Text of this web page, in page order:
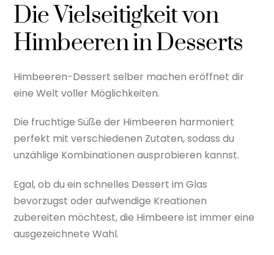
Die Vielseitigkeit von
Himbeeren in Desserts
Himbeeren-Dessert selber machen eröffnet dir
eine Welt voller Möglichkeiten.
Die fruchtige Süße der Himbeeren harmoniert
perfekt mit verschiedenen Zutaten, sodass du
unzählige Kombinationen ausprobieren kannst.
Egal, ob du ein schnelles Dessert im Glas
bevorzugst oder aufwendige Kreationen
zubereiten möchtest, die Himbeere ist immer eine
ausgezeichnete Wahl.